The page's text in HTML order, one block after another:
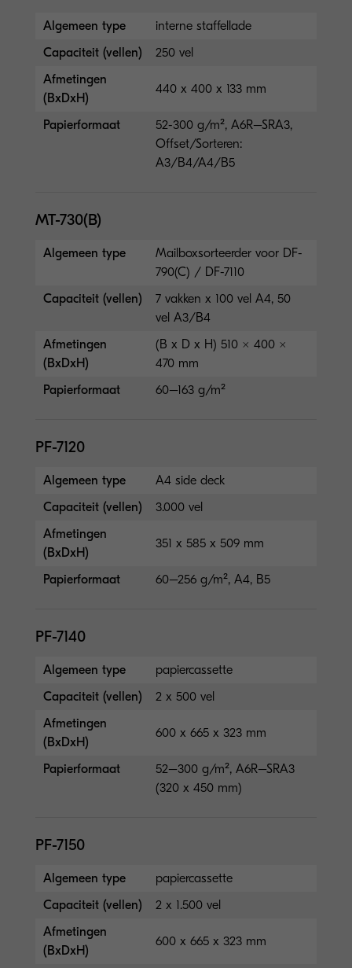
Algemeen type
interne staffellade
Capaciteit (vellen)
250 vel
Afmetingen
(BxDxH)
440 x 400 x 133 mm
Papierformaat
52-300 g/m², A6R–SRA3,
Offset/Sorteren:
A3/B4/A4/B5
MT-730(B)
Algemeen type
Mailboxsorteerder voor DF-
790(C) / DF-7110
Capaciteit (vellen)
7 vakken x 100 vel A4, 50
vel A3/B4
Afmetingen
(BxDxH)
(B x D x H) 510 × 400 ×
470 mm
Papierformaat
60–163 g/m²
PF-7120
Algemeen type
A4 side deck
Capaciteit (vellen)
3.000 vel
Afmetingen
(BxDxH)
351 x 585 x 509 mm
Papierformaat 60–256 g/m², A4, B5
PF-7140
Algemeen type
papiercassette
Capaciteit (vellen)
2 x 500 vel
Afmetingen
(BxDxH)
600 x 665 x 323 mm
Papierformaat
52–300 g/m², A6R–SRA3
(320 x 450 mm)
PF-7150
Algemeen type
papiercassette
Capaciteit (vellen)
2 x 1.500 vel
Afmetingen
(BxDxH)
600 x 665 x 323 mm